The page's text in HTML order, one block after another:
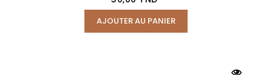
AJOUTER AU PANIER